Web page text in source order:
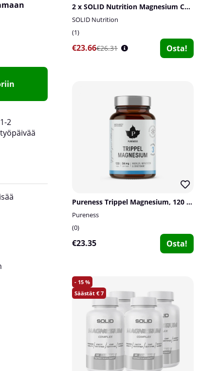
1-2
työpäivää
2 x SOLID Nutrition Magnesium Complex, 90 caps
SOLID Nutrition
1
€23.66€26.31 Osta!
Pureness Trippel Magnesium, 120 caps
Pureness
0
€23.35 Osta!
15
7